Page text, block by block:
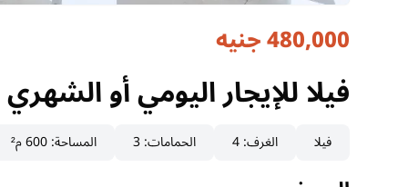
فيلا للإيجار اليومي أو
القاهرة, القاهرة الجديدة
480,000 جنيه
فيلا للإيجار اليومي أو
فيلا الغرف:
4 الحمامات:
3 المساحة:600 م²